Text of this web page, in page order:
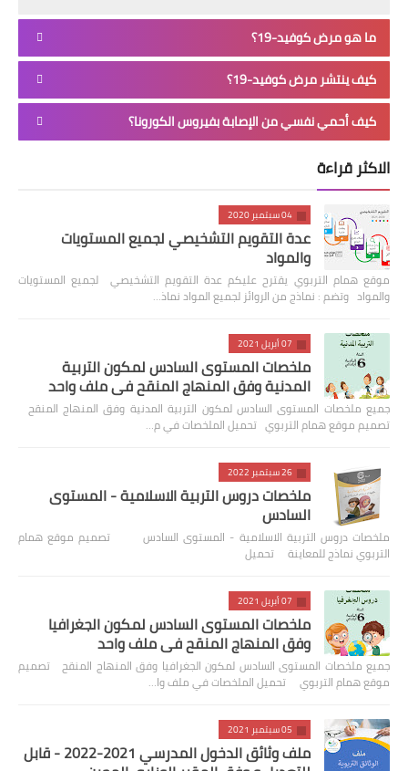
ما هو مرض كوفيد-19؟
كيف ينتشر مرض كوفيد-19؟
كيف أحمي نفسي من الإصابة بفيروس الكورونا؟
الاكثر قراءة
04 سبتمبر 2020
عدة التقويم التشخيصي لجميع المستويات
والمواد
موقع همام التربوي يقترح عليكم عدة التقويم التشخيصي لجميع المستويات
والمواد وتضم : نماذج من الروائز لجميع المواد نماذ…
07 أبريل 2021
ملخصات المستوى السادس لمكون التربية
المدنية وفق المنهاج المنقح في ملف واحد
جميع ملخصات المستوى السادس لمكون التربية المدنية وفق المنهاج المنقح
تصميم موقع همام التربوي تحميل الملخصات في م…
26 سبتمبر 2022
ملخصات دروس التربية الاسلامية - المستوى
السادس
ملخصات دروس التربية الاسلامية - المستوى السادس تصميم موقع همام
التربوي نماذج للمعاينة تحميل
07 أبريل 2021
ملخصات المستوى السادس لمكون الجغرافيا
وفق المنهاج المنقح في ملف واحد
جميع ملخصات المستوى السادس لمكون الجغرافيا وفق المنهاج المنقح تصميم
موقع همام التربوي تحميل الملخصات في ملف وا…
05 سبتمبر 2021
ملف وثائق الدخول المدرسي 2021-2022 - قابل